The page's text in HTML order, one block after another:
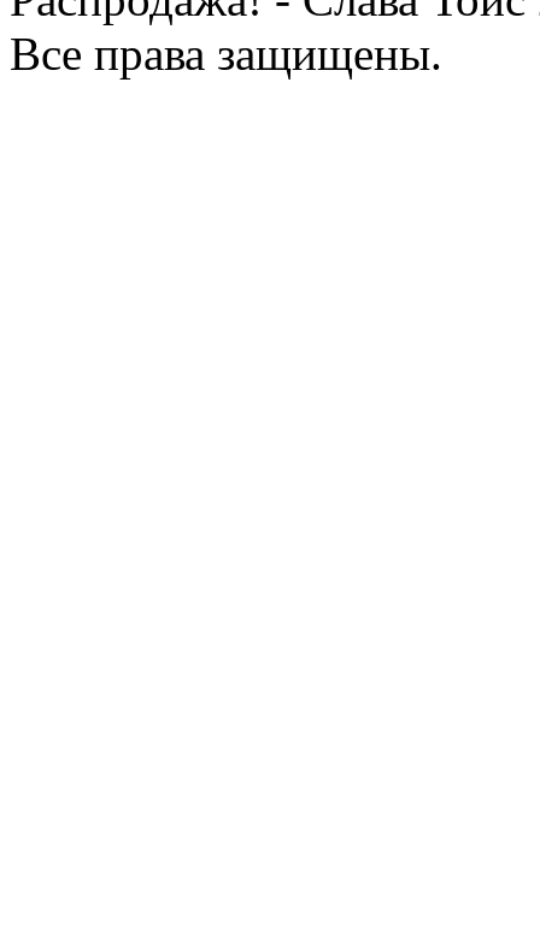
Все права защищены.